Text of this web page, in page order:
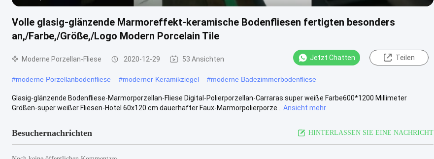
Volle glasig-glänzende Marmoreffekt-keramische Bodenfliesen fertigten besonders
an,/Farbe,/Größe,/Logo Modern Porcelain Tile
Moderne Porzellan-Fliese 2020-12-29 53 Ansichten Jetzt Chatten Teilen
#moderne Porzellanbodenfliese #moderner Keramikziegel #moderne Badezimmerbodenfliese
Glasig-glänzende Bodenfliese-Marmorporzellan-Fliese Digital-Polierporzellan-Carraras super weiße Farbe600*1200 Millimeter
Größen-super weißer Fliesen-Hotel 60x120 cm dauerhafter Faux-Marmorpolierporze...
Ansicht mehr
Besuchernachrichten HINTERLASSEN SIE EINE NACHRICHT